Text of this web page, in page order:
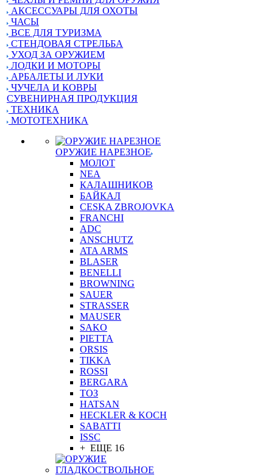
АКСЕССУАРЫ ДЛЯ ОХОТЫ
ЧАСЫ
ВСЕ ДЛЯ ТУРИЗМА
СТЕНДОВАЯ СТРЕЛЬБА
УХОД ЗА ОРУЖИЕМ
ЛОДКИ И МОТОРЫ
АРБАЛЕТЫ И ЛУКИ
ЧУЧЕЛА И КОВРЫ
СУВЕНИРНАЯ ПРОДУКЦИЯ
ТЕХНИКА
МОТОТЕХНИКА
ОРУЖИЕ НАРЕЗНОЕ
МОЛОТ
NEA
КАЛАШНИКОВ
БАЙКАЛ
CESKA ZBROJOVKA
FRANCHI
ADC
ANSCHUTZ
ATA ARMS
BLASER
BENELLI
BROWNING
SAUER
STRASSER
MAUSER
SAKO
PIETTA
ORSIS
TIKKA
ROSSI
BERGARA
ТОЗ
HATSAN
HECKLER & KOCH
SABATTI
ISSC
+ ЕЩЕ 16